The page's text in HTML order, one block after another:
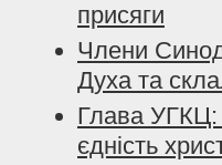
присяги
Члени
Духа та
Глава УГКЦ:
єдність